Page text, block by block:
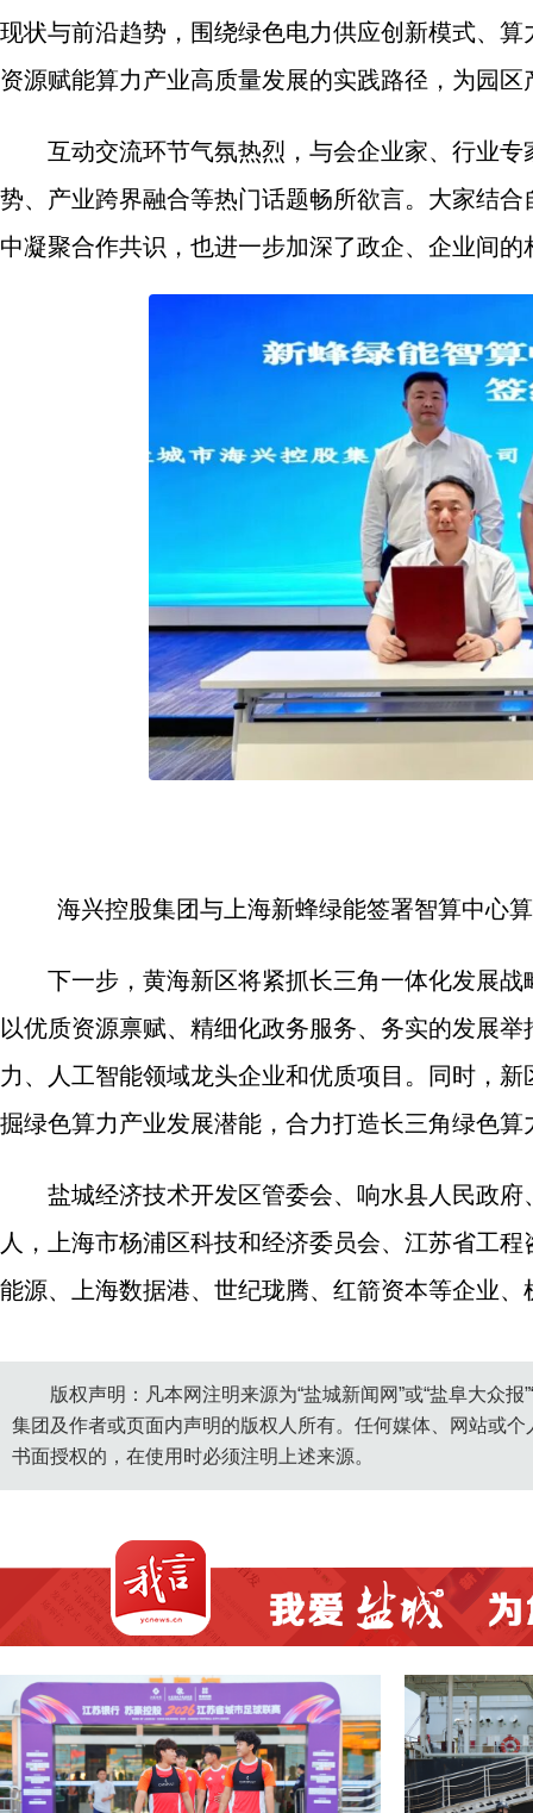
现状与前沿趋势，围绕绿色电力供应创新模式、
资源赋能算力产业高质量发展的实践路径，为园
互动交流环节气氛热烈，与会企业家、行业
势、产业跨界融合等热门话题畅所欲言。大家结
中凝聚合作共识，也进一步加深了政企、企业间
海兴控股集团与上海新蜂绿能签署智算中心算
下一步，黄海新区将紧抓长三角一体化发展
以优质资源禀赋、精细化政务服务、务实的发展
力、人工智能领域龙头企业和优质项目。同时，
掘绿色算力产业发展潜能，合力打造长三角绿色算
盐城经济技术开发区管委会、响水县人民政
人，上海市杨浦区科技和经济委员会、江苏省工
能源、上海数据港、世纪珑腾、红箭资本等企业
版权声明：凡本网注明来源为“盐城新闻网”或“盐阜大众
集团及作者或页面内声明的版权人所有。任何媒体、网站或
书面授权的，在使用时必须注明上述来源。